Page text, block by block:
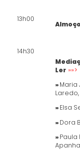
13h00
Almoço
14h30
Ler »»>
»Maria
»Elsa
»Dora
»Paula